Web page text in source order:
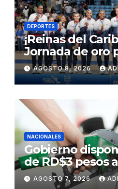
DEPORTES
¡Reinas del
Jornada de oro
AGOSTO 8, 2026
NACIONALES
Gobierno
de RD$3 pesos
premium y
AGOSTO 7, 2026